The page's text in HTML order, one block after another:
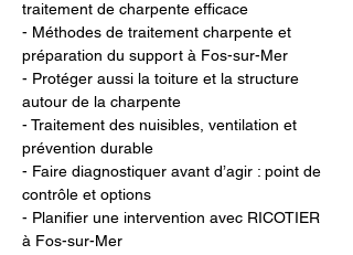
traitement de charpente efficace
- Méthodes de traitement charpente et
préparation du support à Fos-sur-Mer
- Protéger aussi la toiture et la structure
autour de la charpente
- Traitement des nuisibles, ventilation et
prévention durable
- Faire diagnostiquer avant d’agir : point de
contrôle et options
- Planifier une intervention avec RICOTIER
à Fos-sur-Mer